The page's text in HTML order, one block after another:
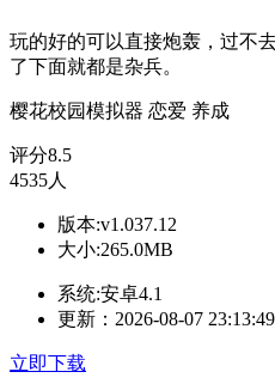
玩的好的可以直接炮轰，过不
了下面就都是杂兵。
樱花校园模拟器 恋爱 养成
评分8.5
4535人
版本:v1.037.12
大小:265.0MB
系统:安卓4.1
更新：2026-08-07 23:13:49
立即下载